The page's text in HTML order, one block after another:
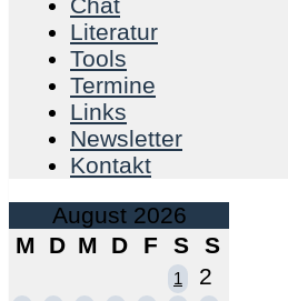
Literatur
Tools
Termine
Links
Newsletter
Kontakt
August 2026
M
D M D F S S
1 2